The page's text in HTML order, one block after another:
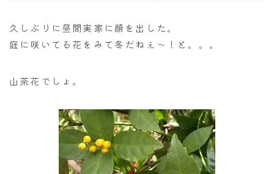
久しぶりに昼間実家に顔を出した。
庭に咲いてる花をみて冬だねぇ～！と。。。
山茶花でしょ。